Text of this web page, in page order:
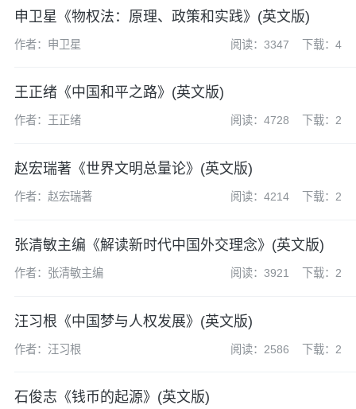
申卫星《物权法：原理、政策和实践》(英文版)
作者：申卫星 阅读：3347 下载：4
王正绪《中国和平之路》(英文版)
作者：王正绪 阅读：4728 下载：2
赵宏瑞著《世界文明总量论》(英文版)
作者：赵宏瑞著 阅读：4214 下载：2
张清敏主编《解读新时代中国外交理念》(英文版)
作者：张清敏主编 阅读：3921 下载：2
汪习根《中国梦与人权发展》(英文版)
作者：汪习根 阅读：2586 下载：2
石俊志《钱币的起源》(英文版)